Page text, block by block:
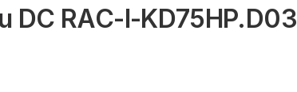
DC RAC-I-KD75HP.D03